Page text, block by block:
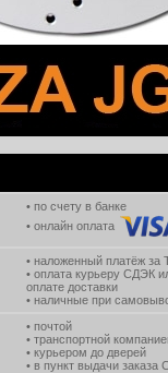
• по счету в банке
• онлайн оплата
• наложенный платёж за
• оплата курьеру СДЭК
оплате доставки
• наличные при
• почтой
• транспортной
• курьером до дверей
• в пункт выдачи заказа